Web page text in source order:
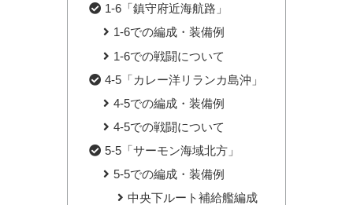
1-6「鎮守府近海航路」
1-6での編成・装備例
1-6での戦闘について
4-5「カレー洋リランカ島沖」
4-5での編成・装備例
4-5での戦闘について
5-5「サーモン海域北方」
5-5での編成・装備例
中央下ルート補給艦編成